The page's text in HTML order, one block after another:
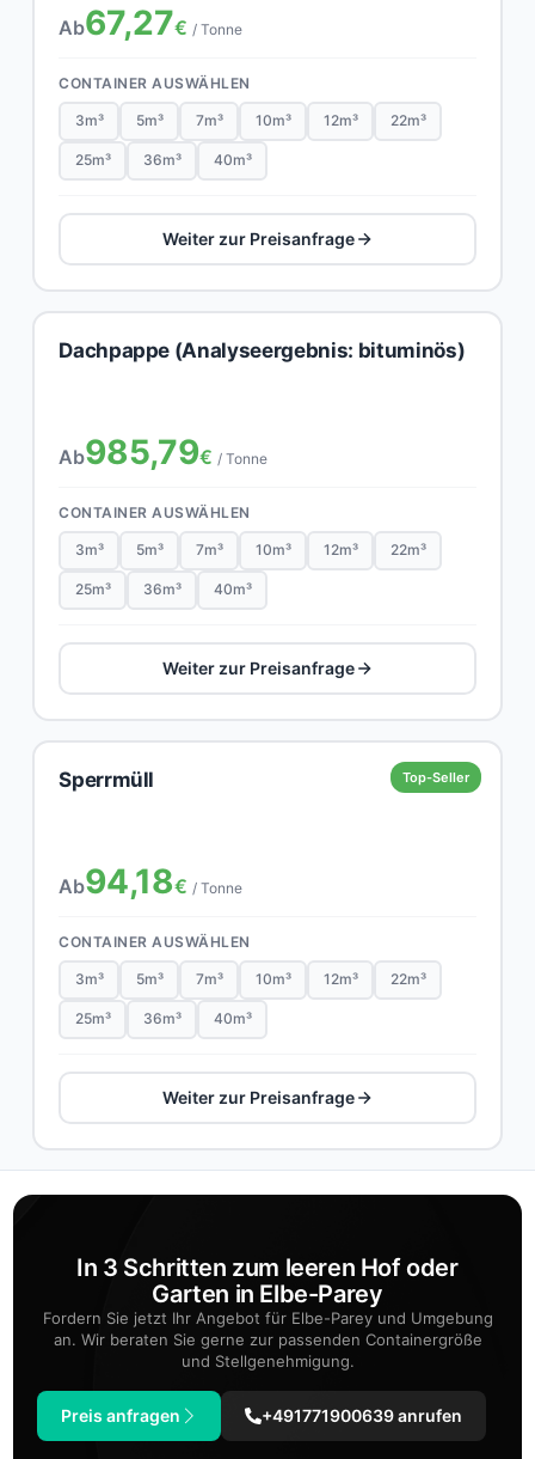
Ab67,27€ / Tonne
CONTAINER AUSWÄHLEN
3m³ 5m³ 7m³ 10m³ 12m³ 22m³
25m³ 36m³ 40m³
Weiter zur Preisanfrage
Dachpappe (Analyseergebnis: bituminös)
Ab985,79€ / Tonne
CONTAINER AUSWÄHLEN
3m³ 5m³ 7m³ 10m³ 12m³ 22m³
25m³ 36m³ 40m³
Weiter zur Preisanfrage
Top-Seller
Sperrmüll
Ab94,18€ / Tonne
CONTAINER AUSWÄHLEN
3m³ 5m³ 7m³ 10m³ 12m³ 22m³
25m³ 36m³ 40m³
Weiter zur Preisanfrage
In 3 Schritten zum leeren Hof oder
Garten in Elbe-Parey
Fordern Sie jetzt Ihr Angebot für Elbe-Parey und Umgebung
an. Wir beraten Sie gerne zur passenden Containergröße
und Stellgenehmigung.
Preis anfragen +491771900639 anrufen